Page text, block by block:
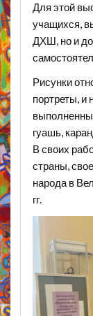
Для этой
учащихся,
ДХШ, но и
Рисунки
портреты, и
гуашь,
В своих
страны,
народа в
гг.